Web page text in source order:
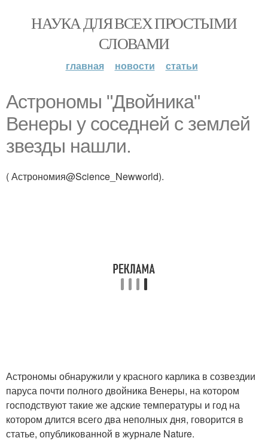
НАУКА ДЛЯ ВСЕХ ПРОСТЫМИ
СЛОВАМИ
главная новости статьи
Астрономы "Двойника"
Венеры у соседней с землей
звезды нашли.
( Астрономия@Science_Newworld).
Астрономы обнаружили у красного карлика в созвездии
паруса почти полного двойника Венеры, на котором
господствуют такие же адские температуры и год на
котором длится всего два неполных дня, говорится в
статье, опубликованной в журнале Nature.